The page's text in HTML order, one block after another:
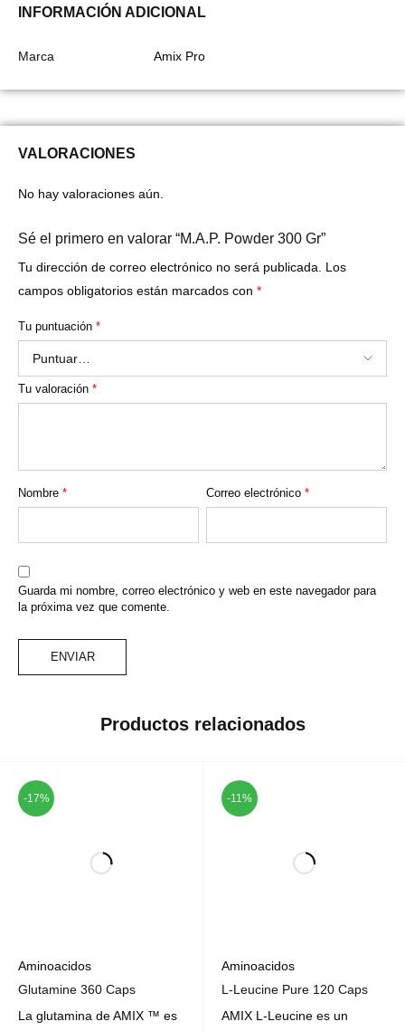
INFORMACIÓN ADICIONAL
Marca Amix Pro
VALORACIONES
No hay valoraciones aún.
Sé el primero en valorar “M.A.P. Powder 300 Gr”
Tu dirección de correo electrónico no será publicada.
Los
campos obligatorios están marcados con *
Tu puntuación *
Tu valoración *
Nombre * Correo electrónico*
Guarda mi nombre, correo electrónico y web en este navegador para
la próxima vez que comente.
Productos relacionados
-17%
Aminoacidos
Glutamine 360 Caps
La glutamina de AMIX ™ es
-11%
Aminoacidos
L-Leucine Pure 120 Caps
AMIX L-Leucine es un